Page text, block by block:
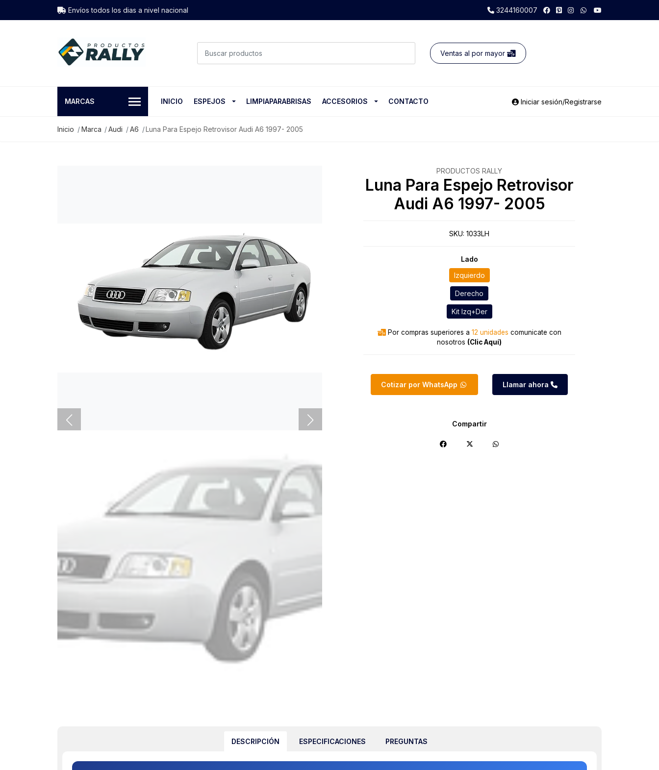
Envíos todos los dias a nivel nacional 3244160007
Ventas al por mayor
MARCAS INICIO ESPEJOS LIMPIAPARABRISAS ACCESORIOS CONTACTO Iniciar sesión/Registrarse
Inicio Marca Audi A6 Luna Para Espejo Retrovisor Audi A6 1997- 2005
PRODUCTOS RALLY
Luna Para Espejo Retrovisor
Audi A6 1997- 2005
SKU: 1033LH
Lado
Izquierdo
Derecho
Kit Izq+Der
Por compras superiores a 12 unidades comunicate con
nosotros (Clic Aquí)
Cotizar por WhatsApp Llamar ahora
Compartir
DESCRIPCIÓN ESPECIFICACIONES PREGUNTAS